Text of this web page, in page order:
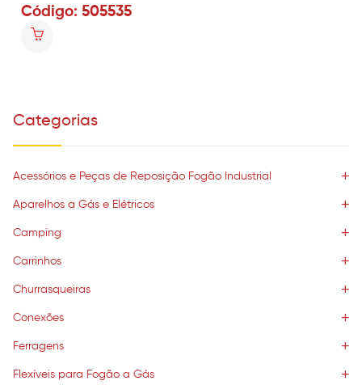
Código: 505535
Categorias
Acessórios e Peças de Reposição Fogão Industrial
Aparelhos a Gás e Elétricos
Camping
Carrinhos
Churrasqueiras
Conexões
Ferragens
Flexíveis para Fogão a Gás